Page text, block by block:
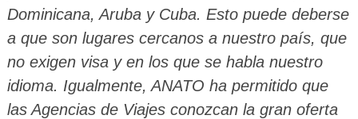
Dominicana, Aruba y Cuba. Esto puede deberse
a que son lugares cercanos a nuestro país, que
no exigen visa y en los que se habla nuestro
idioma. Igualmente, ANATO ha permitido que
las Agencias de Viajes conozcan la gran oferta